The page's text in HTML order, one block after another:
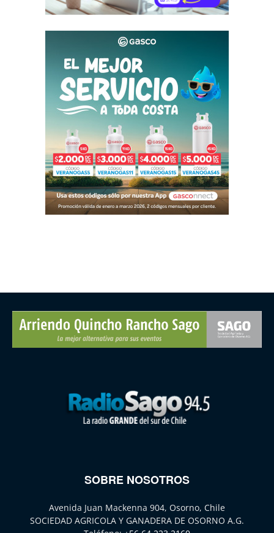
SOBRE NOSOTROS
Avenida Juan Mackenna 904, Osorno, Chile
SOCIEDAD AGRICOLA Y GANADERA DE OSORNO A.G.